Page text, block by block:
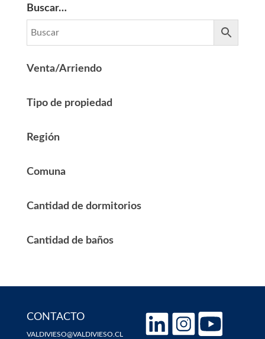
Buscar…
Venta/Arriendo
Tipo de propiedad
Región
Comuna
Cantidad de dormitorios
Cantidad de baños
CONTACTO
VALDIVIESO@VALDIVIESO.CL